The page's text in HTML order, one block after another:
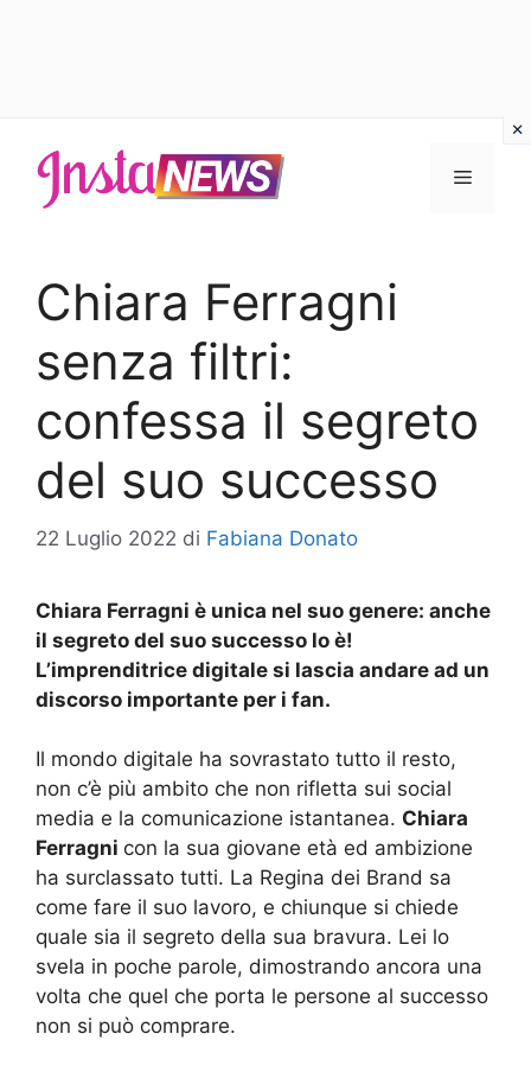
contenuto
Menu
Chiara Ferragni
senza filtri:
confessa il segreto
del suo successo
22 Luglio 2022 di Fabiana Donato
Chiara Ferragni è unica nel suo genere: anche
il segreto del suo successo lo è!
L’imprenditrice digitale si lascia andare ad un
discorso importante per i fan.
Il mondo digitale ha sovrastato tutto il resto,
non c’è più ambito che non rifletta sui social
media e la comunicazione istantanea. Chiara
Ferragni con la sua giovane età ed ambizione
ha surclassato tutti. La Regina dei Brand sa
come fare il suo lavoro, e chiunque si chiede
quale sia il segreto della sua bravura. Lei lo
svela in poche parole, dimostrando ancora una
volta che quel che porta le persone al successo
non si può comprare.